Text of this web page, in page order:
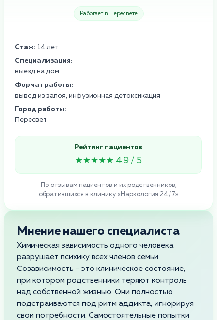
Работает в Пересвете
Стаж: 14 лет
Специализация:
выезд на дом
Формат работы:
вывод из запоя, инфузионная детоксикация
Город работы:
Пересвет
Рейтинг пациентов
★★★★★ 4.9 / 5
По отзывам пациентов и их родственников,
обратившихся в клинику «Наркология 24/7»
Мнение нашего специалиста
Химическая зависимость одного человека
разрушает психику всех членов семьи.
Созависимость - это клиническое состояние,
при котором родственники теряют контроль
над собственной жизнью. Они полностью
подстраиваются под ритм аддикта, игнорируя
свои потребности. Самостоятельные попытки